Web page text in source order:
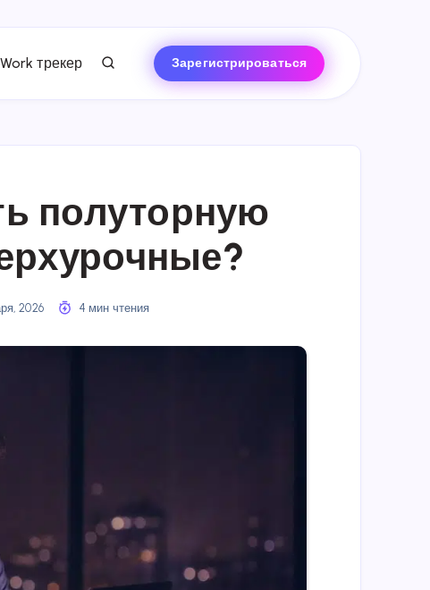
трекер Зарегистрироваться
полуторную
2026 4 мин чтения